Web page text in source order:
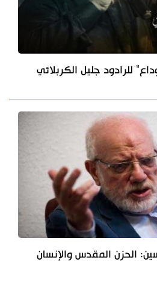
للرادود جليل الكربلائي
الحزن المقدس والإنسان